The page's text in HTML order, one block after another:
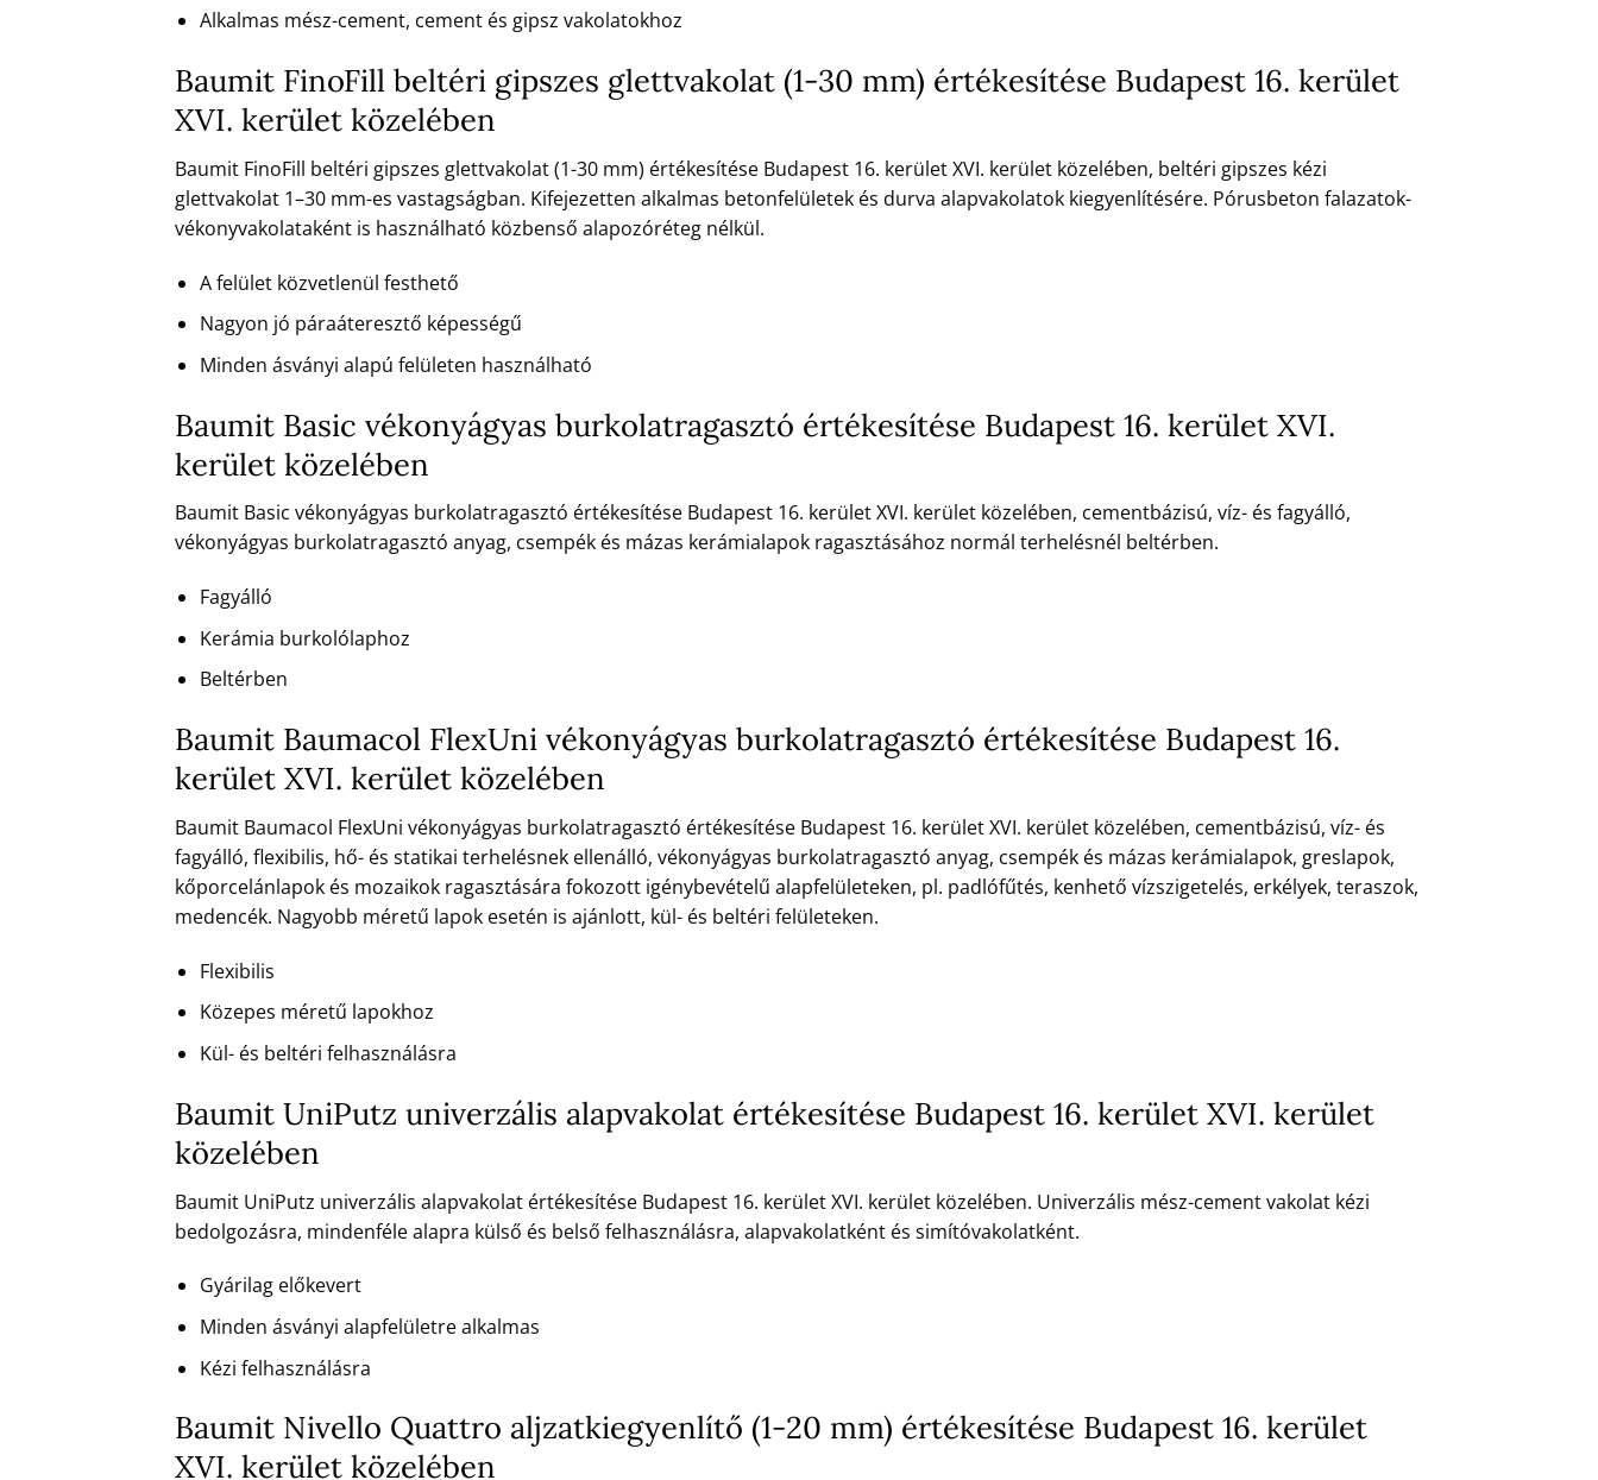
Alkalmas mész-cement, cement és gipsz vakolatokhoz
Baumit FinoFill beltéri gipszes glettvakolat (1-30 mm) értékesítése Budapest 16. kerület
XVI. kerület közelében
Baumit FinoFill beltéri gipszes glettvakolat (1-30 mm) értékesítése Budapest 16. kerület XVI. kerület közelében, beltéri gipszes kézi
glettvakolat 1–30 mm-es vastagságban. Kifejezetten alkalmas betonfelületek és durva alapvakolatok kiegyenlítésére. Pórusbeton falazatok-
vékonyvakolataként is használható közbenső alapozóréteg nélkül.
A felület közvetlenül festhető
Nagyon jó páraáteresztő képességű
Minden ásványi alapú felületen használható
Baumit Basic vékonyágyas burkolatragasztó értékesítése Budapest 16. kerület XVI.
kerület közelében
Baumit Basic vékonyágyas burkolatragasztó értékesítése Budapest 16. kerület XVI. kerület közelében, cementbázisú, víz- és fagyálló,
vékonyágyas burkolatragasztó anyag, csempék és mázas kerámialapok ragasztásához normál terhelésnél beltérben.
Fagyálló
Kerámia burkolólaphoz
Beltérben
Baumit Baumacol FlexUni vékonyágyas burkolatragasztó értékesítése Budapest 16.
kerület XVI. kerület közelében
Baumit Baumacol FlexUni vékonyágyas burkolatragasztó értékesítése Budapest 16. kerület XVI. kerület közelében, cementbázisú, víz- és
fagyálló, flexibilis, hő- és statikai terhelésnek ellenálló, vékonyágyas burkolatragasztó anyag, csempék és mázas kerámialapok, greslapok,
kőporcelánlapok és mozaikok ragasztására fokozott igénybevételű alapfelületeken, pl. padlófűtés, kenhető vízszigetelés, erkélyek, teraszok,
medencék. Nagyobb méretű lapok esetén is ajánlott, kül- és beltéri felületeken.
Flexibilis
Közepes méretű lapokhoz
Kül- és beltéri felhasználásra
Baumit UniPutz univerzális alapvakolat értékesítése Budapest 16. kerület XVI. kerület
közelében
Baumit UniPutz univerzális alapvakolat értékesítése Budapest 16. kerület XVI. kerület közelében. Univerzális mész-cement vakolat kézi
bedolgozásra, mindenféle alapra külső és belső felhasználásra, alapvakolatként és simítóvakolatként.
Gyárilag előkevert
Minden ásványi alapfelületre alkalmas
Kézi felhasználásra
Baumit Nivello Quattro aljzatkiegyenlítő (1-20 mm) értékesítése Budapest 16. kerület
XVI. kerület közelében